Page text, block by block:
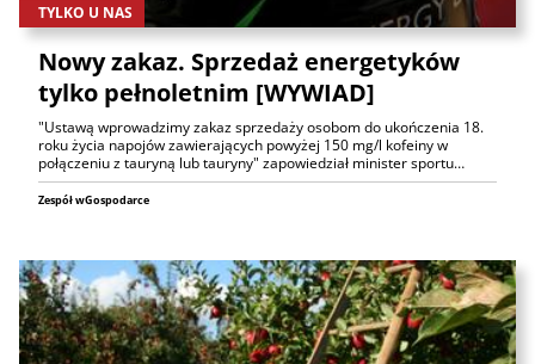
TYLKO U NAS
Nowy zakaz. Sprzedaż energetyków
tylko pełnoletnim [WYWIAD]
"Ustawą wprowadzimy zakaz sprzedaży osobom do ukończenia 18.
roku życia napojów zawierających powyżej 150 mg/l kofeiny w
połączeniu z tauryną lub tauryny" zapowiedział minister sportu…
Zespół wGospodarce